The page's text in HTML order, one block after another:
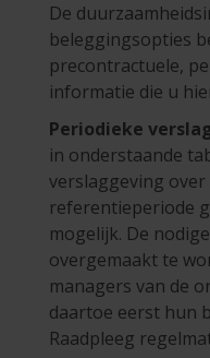
De
beleggingsopties
precontractuele,
informatie die u
Periodieke
in onderstaande
verslaggeving
referentieperiode
mogelijk. De
overgemaakt te
managers van de
daartoe eerst hun
Raadpleeg